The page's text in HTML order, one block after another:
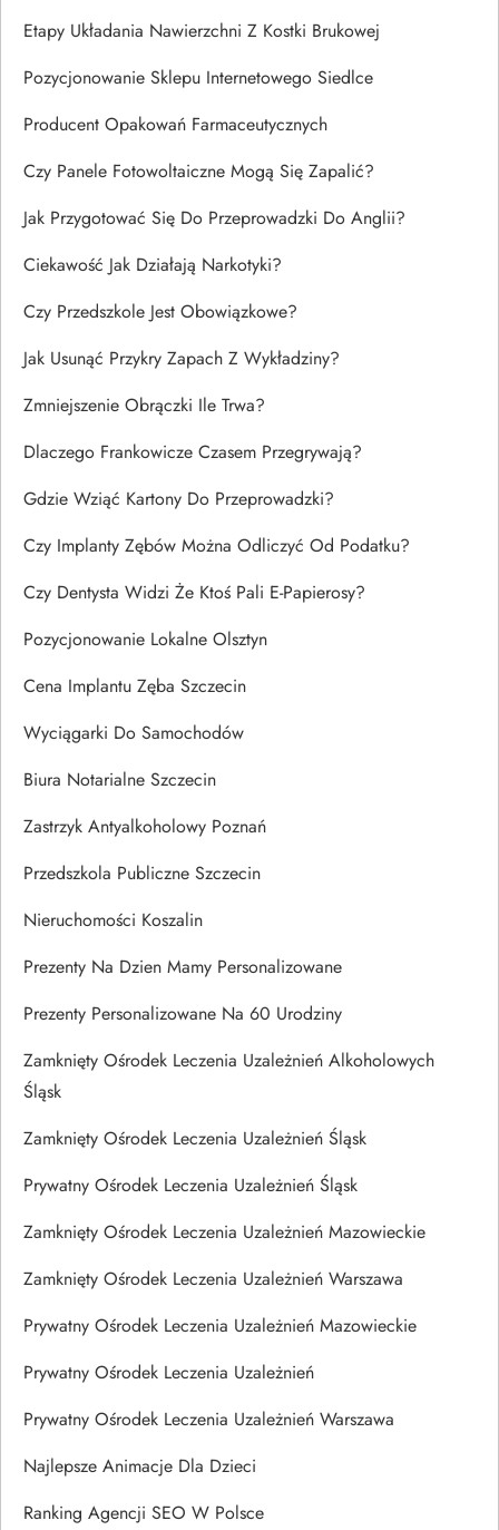
Etapy Układania Nawierzchni Z Kostki Brukowej
Pozycjonowanie Sklepu Internetowego Siedlce
Producent Opakowań Farmaceutycznych
Czy Panele Fotowoltaiczne Mogą Się Zapalić?
Jak Przygotować Się Do Przeprowadzki Do Anglii?
Ciekawość Jak Działają Narkotyki?
Czy Przedszkole Jest Obowiązkowe?
Jak Usunąć Przykry Zapach Z Wykładziny?
Zmniejszenie Obrączki Ile Trwa?
Dlaczego Frankowicze Czasem Przegrywają?
Gdzie Wziąć Kartony Do Przeprowadzki?
Czy Implanty Zębów Można Odliczyć Od Podatku?
Czy Dentysta Widzi Że Ktoś Pali E-Papierosy?
Pozycjonowanie Lokalne Olsztyn
Cena Implantu Zęba Szczecin
Wyciągarki Do Samochodów
Biura Notarialne Szczecin
Zastrzyk Antyalkoholowy Poznań
Przedszkola Publiczne Szczecin
Nieruchomości Koszalin
Prezenty Na Dzien Mamy Personalizowane
Prezenty Personalizowane Na 60 Urodziny
Zamknięty Ośrodek Leczenia Uzależnień Alkoholowych
Śląsk
Zamknięty Ośrodek Leczenia Uzależnień Śląsk
Prywatny Ośrodek Leczenia Uzależnień Śląsk
Zamknięty Ośrodek Leczenia Uzależnień Mazowieckie
Zamknięty Ośrodek Leczenia Uzależnień Warszawa
Prywatny Ośrodek Leczenia Uzależnień Mazowieckie
Prywatny Ośrodek Leczenia Uzależnień
Prywatny Ośrodek Leczenia Uzależnień Warszawa
Najlepsze Animacje Dla Dzieci
Ranking Agencji SEO W Polsce